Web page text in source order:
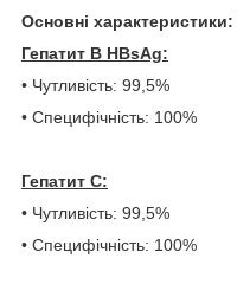
Основні характеристики:
Гепатит В HBsAg:
• Чутливість: 99,5%
• Специфічність: 100%
Гепатит С:
• Чутливість: 99,5%
• Специфічність: 100%